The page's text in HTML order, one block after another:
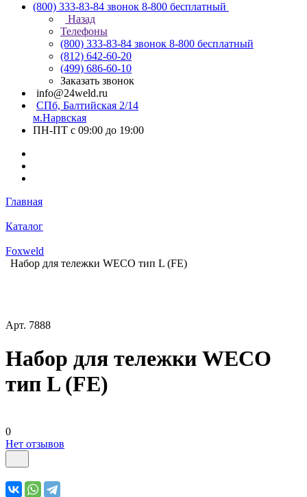
(800) 333-83-84 звонок 8-800 бесплатный
Назад
Телефоны
(800) 333-83-84 звонок 8-800 бесплатный
(812) 642-60-20
(499) 686-60-10
Заказать звонок
info@24weld.ru
СПб, Балтийская 2/14
м.Нарвская
ПН-ПТ с 09:00 до 19:00
Главная
Каталог
Foxweld
Набор для тележки WECO тип L (FE)
Арт. 7888
Набор для тележки WECO
тип L (FE)
0
Нет отзывов